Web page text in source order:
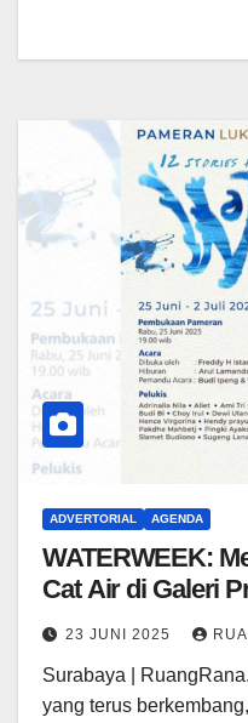
ADVERTORIAL AGENDA
WATERWEEK:
Cat Air di Galeri
23 JUNI 2025
Surabaya |
yang terus